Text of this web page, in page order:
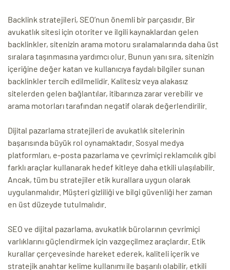
Backlink stratejileri, SEO’nun önemli bir parçasıdır. Bir
avukatlık sitesi için otoriter ve ilgili kaynaklardan gelen
backlinkler, sitenizin arama motoru sıralamalarında daha üst
sıralara taşınmasına yardımcı olur. Bunun yanı sıra, sitenizin
içeriğine değer katan ve kullanıcıya faydalı bilgiler sunan
backlinkler tercih edilmelidir. Kalitesiz veya alakasız
sitelerden gelen bağlantılar, itibarınıza zarar verebilir ve
arama motorları tarafından negatif olarak değerlendirilir.
Dijital pazarlama stratejileri de avukatlık sitelerinin
başarısında büyük rol oynamaktadır. Sosyal medya
platformları, e-posta pazarlama ve çevrimiçi reklamcılık gibi
farklı araçlar kullanarak hedef kitleye daha etkili ulaşılabilir.
Ancak, tüm bu stratejiler etik kurallara uygun olarak
uygulanmalıdır. Müşteri gizliliği ve bilgi güvenliği her zaman
en üst düzeyde tutulmalıdır.
SEO ve dijital pazarlama, avukatlık bürolarının çevrimiçi
varlıklarını güçlendirmek için vazgeçilmez araçlardır. Etik
kurallar çerçevesinde hareket ederek, kaliteli içerik ve
stratejik anahtar kelime kullanımı ile başarılı olabilir, etkili